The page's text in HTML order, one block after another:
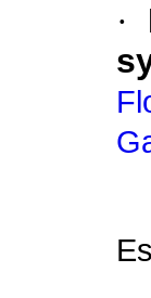
·